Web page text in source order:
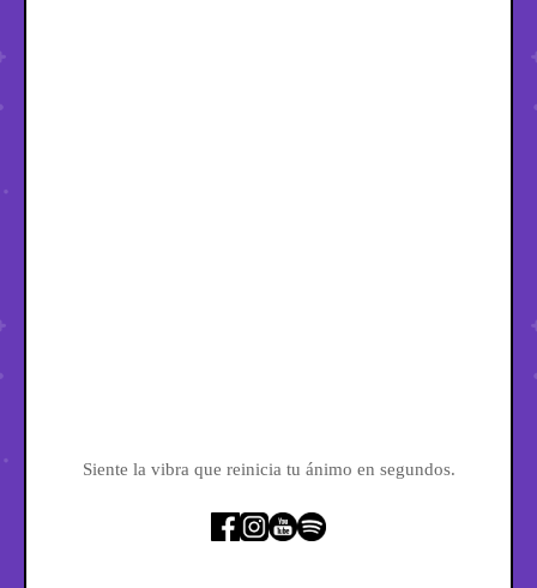
Siente la vibra que reinicia tu ánimo en segundos.